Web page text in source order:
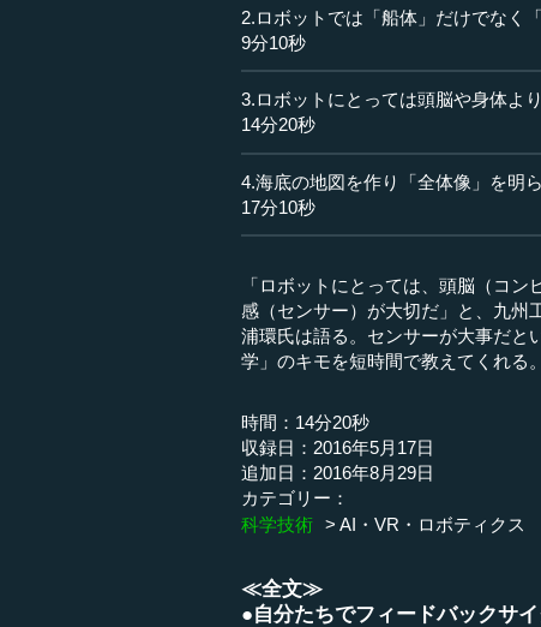
2.ロボットでは「船体」だけでなく
9分10秒
3.ロボットにとっては頭脳や身体よ
14分20秒
4.海底の地図を作り「全体像」を明
17分10秒
「ロボットにとっては、頭脳（コ
感（センサー）が大切だ」と、九州
浦環氏は語る。センサーが大事だと
学」のキモを短時間で教えてくれる
時間：14分20秒
収録日：2016年5月17日
追加日：2016年8月29日
カテゴリー：
科学技術
AI・VR・ロボティクス
≪全文≫
●自分たちでフィードバックサ